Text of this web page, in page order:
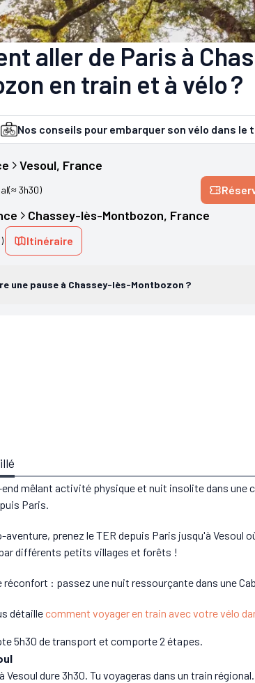
aller de Paris à
en train et à vélo ?
Nos conseils pour embarquer son vélo dans le
Vesoul, France
(≈ 3h30)
Chassey-lès-Montbozon, France
Itinéraire
une pause à Chassey-lès-Montbozon ?
mêlant activité physique et nuit insolite dans une
Paris.
prenez le TER depuis Paris jusqu'à Vesoul
différents petits villages et forêts !
réconfort : passez une nuit ressourçante dans une
détaille comment voyager en train avec votre vélo
5h30 de transport et comporte 2 étapes.
Vesoul dure 3h30. Tu voyageras dans un train régional.